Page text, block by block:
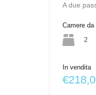
A due
Camere da
2
In vendita